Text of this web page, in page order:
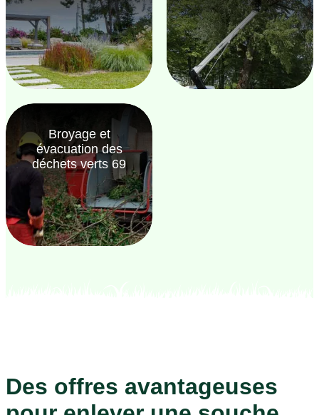
Broyage et
évacuation des
déchets verts 69
Des offres avantageuses